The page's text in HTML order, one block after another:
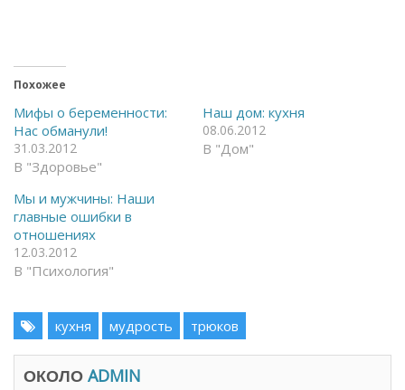
т
ь
а
F
a
c
e
b
o
k
(
О
т
к
р
ы
я
в
о
с
я
в
l
r
a
m
(
к
т
с
я
в
Похожее
Мифы о беременности:
Нас обманули!
31.03.2012
В "Здоровье"
Наш дом: кухня
08.06.2012
В "Дом"
Мы и мужчины: Наши
главные ошибки в
отношениях
12.03.2012
В "Психология"
кухня мудрость трюков
ОКОЛО ADMIN